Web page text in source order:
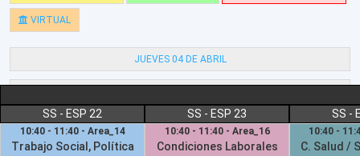
VIRTUAL
JUEVES 04 DE ABRIL
SÁBADO 06 DE ABRIL
SS - ESP 22
10:40 - 11:40 - Area_14
Trabajo Social, Política
SS - ESP 23
10:40 - 11:40 - Area_16
Condiciones Laborales
SS -
10:40 -
C. Salud /